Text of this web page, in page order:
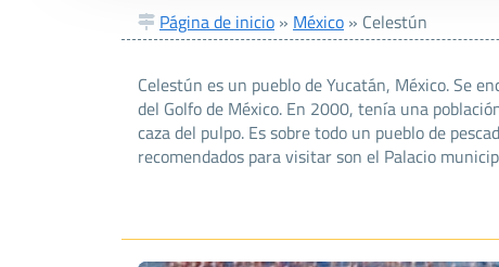
Página de inicio » México » Celestún
Celestún es un pueblo de Yucatán, México. Se
del Golfo de México. En 2000, tenía una
caza del pulpo. Es sobre todo un pueblo de
recomendados para visitar son el Palacio